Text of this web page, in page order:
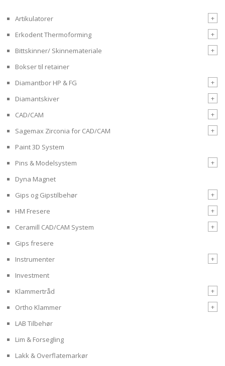
Artikulatorer
+
Erkodent Thermoforming
+
Bittskinner/ Skinnemateriale
+
Bokser til retainer
Diamantbor HP & FG
+
Diamantskiver
+
CAD/CAM
+
Sagemax Zirconia for CAD/CAM
+
Paint 3D System
Pins & Modelsystem
+
Dyna Magnet
Gips og Gipstilbehør
+
HM Fresere
+
Ceramill CAD/CAM System
+
Gips fresere
Instrumenter
+
Investment
Klammertråd
+
Ortho Klammer
+
LAB Tilbehør
Lim & Forsegling
Lakk & Overflatemarkør